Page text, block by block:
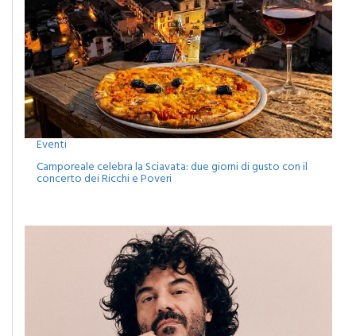
Eventi
Camporeale celebra la Sciavata: due giorni di gusto con il